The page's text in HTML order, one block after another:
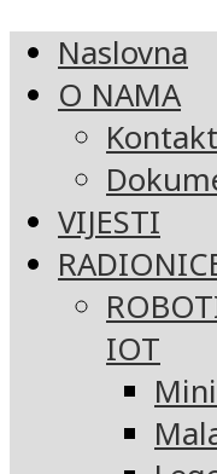
Naslovna
O NAMA
Kontakt
VIJESTI
IOT